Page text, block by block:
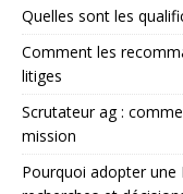
Quelles sont les
Comment les
litiges
Scrutateur ag :
mission
Pourquoi adopter